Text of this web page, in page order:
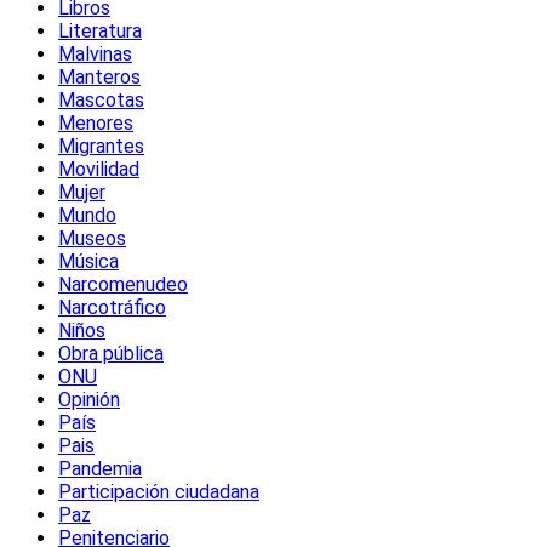
Libros
Literatura
Malvinas
Manteros
Mascotas
Menores
Migrantes
Movilidad
Mujer
Mundo
Museos
Música
Narcomenudeo
Narcotráfico
Niños
Obra pública
ONU
Opinión
País
Pais
Pandemia
Participación ciudadana
Paz
Penitenciario